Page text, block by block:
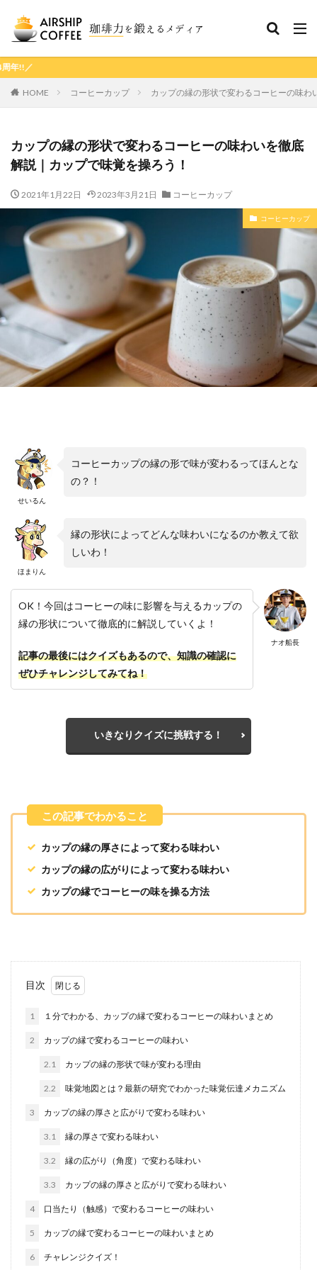
HOME コーヒーカップ カップの縁の形状で変わるコーヒーの味
カップの縁の形状で変わるコーヒーの味わいを徹底
解説｜カップで味覚を操ろう！
2021年1月22日 2023年3月21日 コーヒーカップ
コーヒーカップ
せいるん
コーヒーカップの縁の形で味が変わるってほんとな
の？！
ほまりん
縁の形状によってどんな味わいになるのか教えて欲
しいわ！
ナオ船長
OK！今回はコーヒーの味に影響を与えるカップの
縁の形状について徹底的に解説していくよ！
記事の最後にはクイズもあるので、知識の確認に
ぜひチャレンジしてみてね！
いきなりクイズに挑戦する！
カップの縁の厚さによって変わる味わい
カップの縁の広がりによって変わる味わい
カップの縁でコーヒーの味を操る方法
目次
1 １分でわかる、カップの縁で変わるコーヒーの味わいまとめ
2 カップの縁で変わるコーヒーの味わい
2.1 カップの縁の形状で味が変わる理由
2.2 味覚地図とは？最新の研究でわかった味覚伝達メカニズム
3 カップの縁の厚さと広がりで変わる味わい
3.1 縁の厚さで変わる味わい
3.2 縁の広がり（角度）で変わる味わい
3.3 カップの縁の厚さと広がりで変わる味わい
4 口当たり（触感）で変わるコーヒーの味わい
5 カップの縁で変わるコーヒーの味わいまとめ
6 チャレンジクイズ！